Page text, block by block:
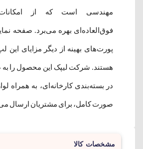
مهندسی است که از
فوق‌العاده‌ای بهره می‌برد. صفحه
پورت‌های بهینه از دیگر مزایای این
هستند. شرکت لیپک این محصول را به
در بسته‌بندی کارخانه‌ای، به همراه
صورت کامل، برای مشتریان ارسال
مشخصات کالا